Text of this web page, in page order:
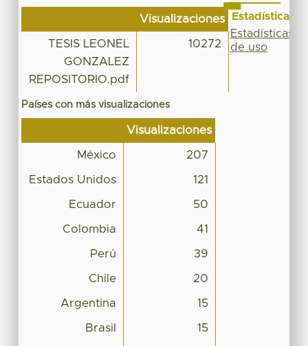
Visualizaciones
TESIS LEONEL
GONZALEZ
REPOSITORIO.pdf
10272
Países con más visualizaciones
Visualizaciones
México 207
Estados Unidos 121
Ecuador 50
Colombia 41
Perú 39
Chile 20
Argentina 15
Brasil 15
Estadísticas
Estadísticas
de uso